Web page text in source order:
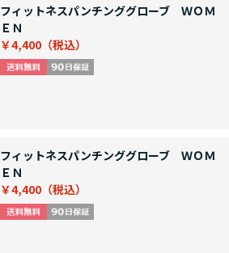
フィットネスパンチンググローブ ＷＯＭ
ＥＮ
￥4,400
フィットネスパンチンググローブ ＷＯＭ
ＥＮ
￥4,400